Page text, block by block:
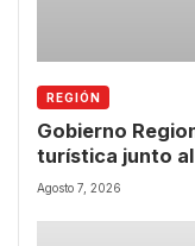
REGIÓN
Gobierno
turística junto
Región de
Agosto 7, 2026